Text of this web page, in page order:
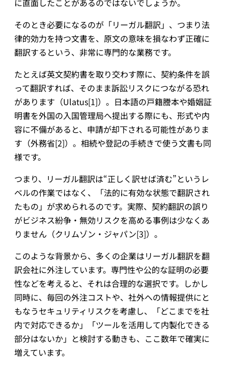
そのとき必要になるのが「リーガル翻訳」、つまり法
律的効力を持つ文書を、原文の意味を損なわず正確に
翻訳するという、非常に専門的な業務です。
たとえば英文契約書を取り交わす際に、契約条件を誤
って翻訳すれば、そのまま訴訟リスクにつながる恐れ
があります（Ulatus[1]）。日本語の戸籍謄本や婚姻証
明書を外国の入国管理局へ提出する際にも、形式や内
容に不備があると、申請が却下される可能性がありま
す（外務省[2]）。相続や登記の手続きで使う文書も同
様です。
つまり、リーガル翻訳は“正しく訳せば済む”というレ
ベルの作業ではなく、「法的に有効な状態で翻訳され
たもの」が求められるのです。実際、契約翻訳の誤り
がビジネス紛争・無効リスクを高める事例は少なくあ
りません（クリムゾン・ジャパン[3]）。
このような背景から、多くの企業はリーガル翻訳を翻
訳会社に外注しています。専門性や公的な証明の必要
性などを考えると、それは合理的な選択です。しかし
同時に、毎回の外注コストや、社外への情報提供にと
もなうセキュリティリスクを考慮し、「どこまでを社
内で対応できるか」「ツールを活用して内製化できる
部分はないか」と検討する動きも、ここ数年で確実に
増えています。